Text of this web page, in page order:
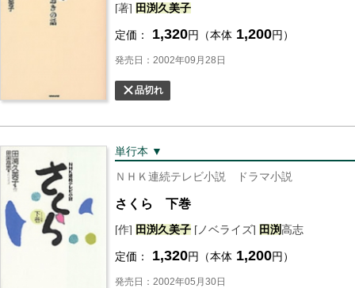
[著] 田渕久美子
定価： 1,320円（本体 1,200円）
発売日：2002年09月28日
品切れ
単行本 ▼
ＮＨＫ連続テレビ小説 ドラマ小説
さくら 下巻
[作] 田渕久美子 [ノベライズ] 田渕高志
定価： 1,320円（本体 1,200円）
発売日：2002年05月30日